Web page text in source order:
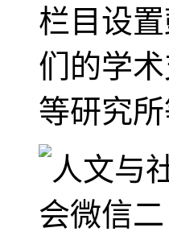
栏目设
们的学
等研究所